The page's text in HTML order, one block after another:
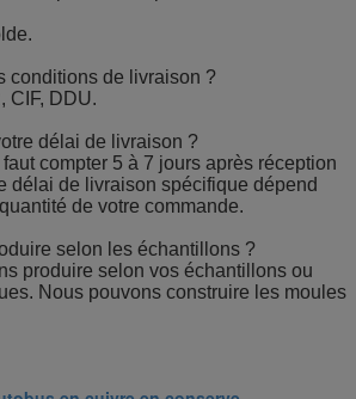
conditions de livraison ?
CIF, DDU.
délai de livraison ?
compter 5 à 7 jours après réception
délai de livraison spécifique dépend
de votre commande.
selon les échantillons ?
produire selon vos échantillons ou
Nous pouvons construire les moules